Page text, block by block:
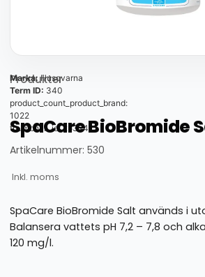
Produkter
Marka: Husqvarna
Term ID: 340
product_count_product_brand:
1022
thumbnail_id: 25324
SpaCare BioBromide
Artikelnummer: 530
Inkl. moms
SpaCare BioBromide Salt används i
Balansera vattets pH 7,2 – 7,8 och
120 mg/l.